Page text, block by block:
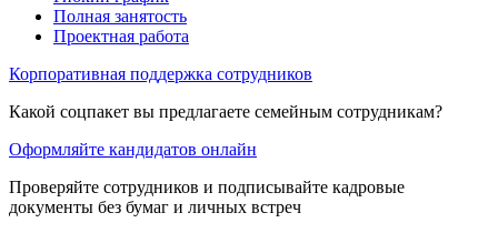
Полная занятость
Проектная работа
Корпоративная поддержка сотрудников
Какой соцпакет вы предлагаете семейным сотрудникам?
Оформляйте кандидатов онлайн
Проверяйте сотрудников и подписывайте кадровые
документы без бумаг и личных встреч